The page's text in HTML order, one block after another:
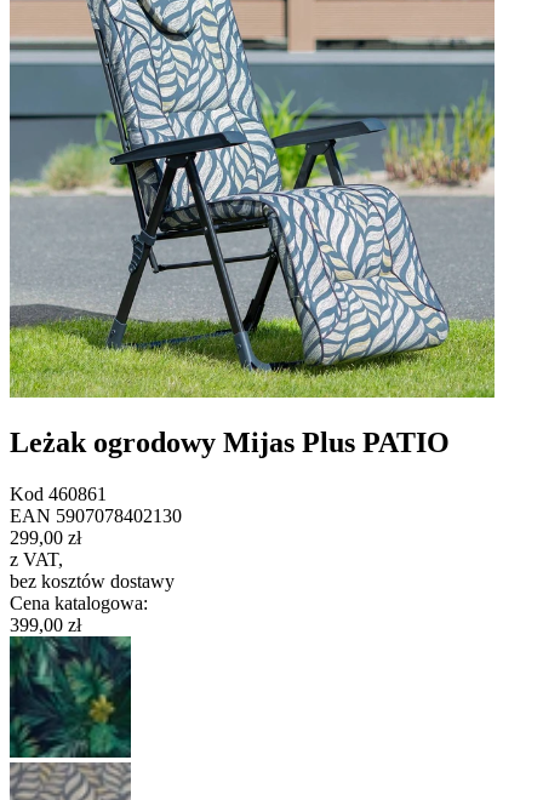
Leżak ogrodowy Mijas Plus PATIO
Kod 460861
EAN 5907078402130
299,00 zł
z VAT,
bez kosztów dostawy
Cena katalogowa:
399,00 zł